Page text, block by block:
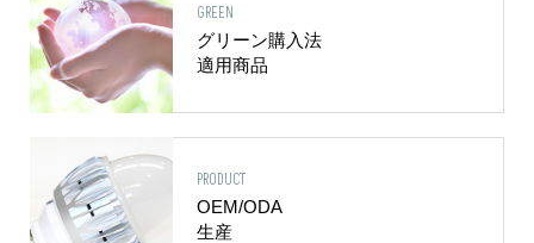
GREEN
グリーン購入法
適用商品
PRODUCT
OEM/ODA
生産